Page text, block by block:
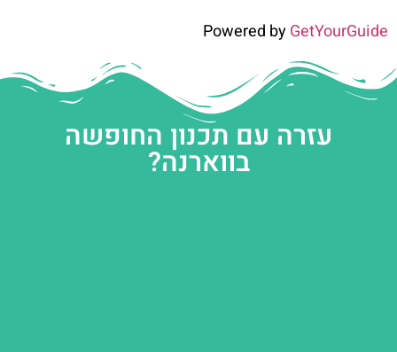
Powered byGetYourGuide
עזרה עם תכנון החופשה
בווארנה?